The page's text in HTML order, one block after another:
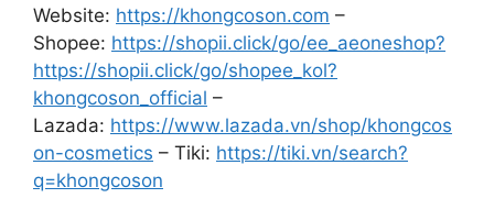
Website: https://khongcoson.com –
Shopee: https://shopii.click/go/ee_aeoneshop?
https://shopii.click/go/shopee_kol?
khongcoson_official –
Lazada: https://www.lazada.vn/shop/khongcos
on-cosmetics – Tiki: https://tiki.vn/search?
q=khongcoson